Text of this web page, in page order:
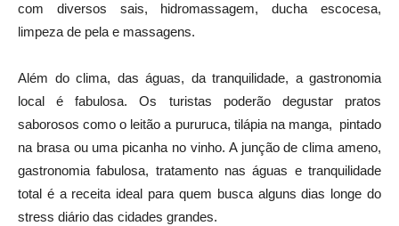
com diversos sais, hidromassagem, ducha escocesa,
limpeza de pela e massagens.
Além do clima, das águas, da tranquilidade, a gastronomia
local é fabulosa. Os turistas poderão degustar pratos
saborosos como o leitão a pururuca, tilápia na manga, pintado
na brasa ou uma picanha no vinho. A junção de clima ameno,
gastronomia fabulosa, tratamento nas águas e tranquilidade
total é a receita ideal para quem busca alguns dias longe do
stress diário das cidades grandes.